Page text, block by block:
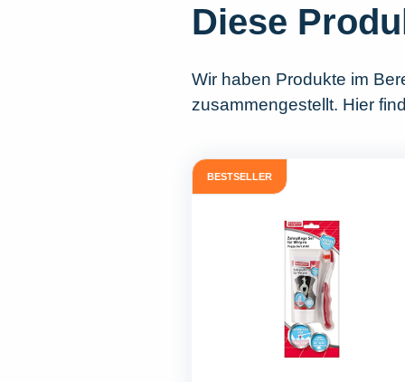
Diese
Wir haben Produkte im
zusammengestellt. Hier
BESTSELLER